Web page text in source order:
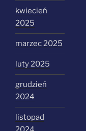
kwiecień
2025
marzec 2025
luty 2025
grudzień
2024
listopad